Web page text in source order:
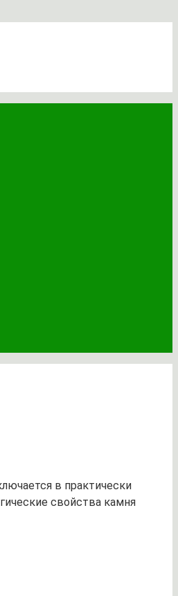
в практически
свойства камня